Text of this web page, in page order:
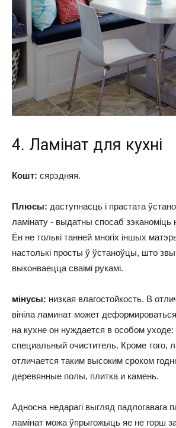
4. Ламінат для кухні
Кошт: сярэдняя.
Плюсы: даступнасць і прастата
ламінату - выдатны спосаб зэканоміць
Ён не толькі танней многіх іншых
настолькі просты ў ўстаноўцы, што
выконваецца сваімі рукамі.
мінусы: низкая влагостойкость. В
вініла ламинат может
на кухне он нуждается в особом уходе:
специальный очиститель. Кроме того,
отличается таким высоким сроком
деревянные полы, плитка и камень.
Адносна недарагі выгляд падлогавага
ламінат можа ўпрыгожыць яе не горш